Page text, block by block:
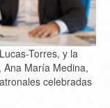
Torres, y la
María Medina,
celebradas